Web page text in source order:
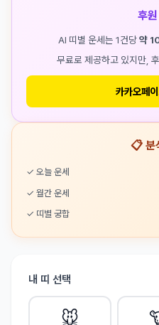
내 띠 선택
🐭
후
AI 띠별 운세는 1건당약
무료로 제공하고 있지만,
카카오페
📋 분
✓ 오늘 운세
✓ 월간 운세
✓ 띠별 궁합